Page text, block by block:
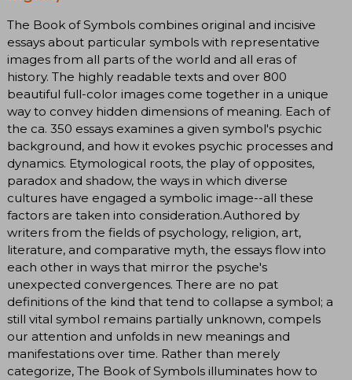
The Book of Symbols combines original and incisive
essays about particular symbols with representative
images from all parts of the world and all eras of
history. The highly readable texts and over 800
beautiful full-color images come together in a unique
way to convey hidden dimensions of meaning. Each of
the ca. 350 essays examines a given symbol's psychic
background, and how it evokes psychic processes and
dynamics. Etymological roots, the play of opposites,
paradox and shadow, the ways in which diverse
cultures have engaged a symbolic image--all these
factors are taken into consideration.Authored by
writers from the fields of psychology, religion, art,
literature, and comparative myth, the essays flow into
each other in ways that mirror the psyche's
unexpected convergences. There are no pat
definitions of the kind that tend to collapse a symbol; a
still vital symbol remains partially unknown, compels
our attention and unfolds in new meanings and
manifestations over time. Rather than merely
categorize, The Book of Symbols illuminates how to